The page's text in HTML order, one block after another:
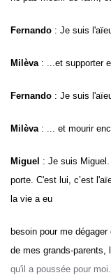
Fernando : Je suis
Milèva : ...et supporter
Fernando : Je suis
Milèva : ... et mourir
Miguel : Je suis Miguel
porte. C'est lui, c’est
la vie a eu
besoin pour me dégager
de mes grands-parents,
qu'il a poussée pour moi.